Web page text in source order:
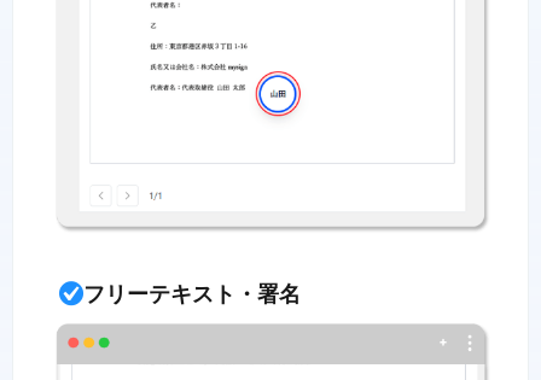
フリーテキスト・署名